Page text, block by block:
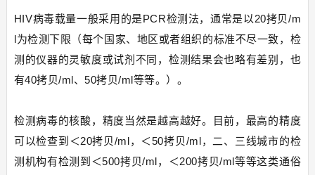
HIV病毒载量一般采用的是PCR检测法，通常是以20拷贝/m
l为检测下限（每个国家、地区或者组织的标准不尽一致，检
测的仪器的灵敏度或试剂不同，检测结果会也略有差别，也
有40拷贝/ml、50拷贝/ml等等。）。
检测病毒的核酸，精度当然是越高越好。目前，最高的精度
可以检查到＜20拷贝/ml，＜50拷贝/ml，二、三线城市的检
测机构有检测到＜500拷贝/ml，＜200拷贝/ml等等这类通俗